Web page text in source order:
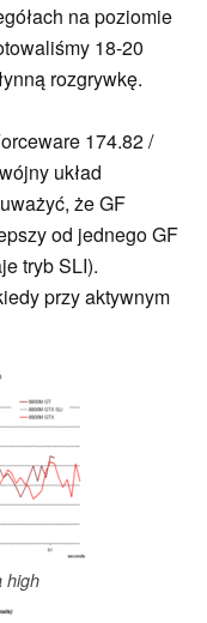
na poziomie
18-20
rozgrywkę.
174.82 /
układ
że GF
od jednego GF
tryb SLI).
przy aktywnym
high